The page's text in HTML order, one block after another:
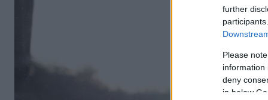
further
Please
information
deny
in below